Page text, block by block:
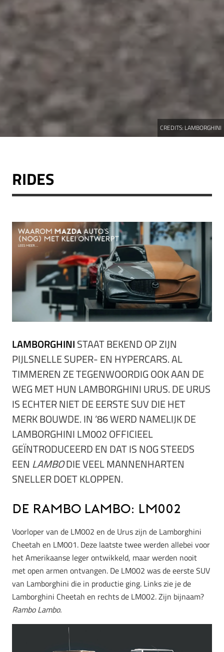
CREDITS: LAMBORGHINI
RIDES
LAMBORGHINISTAAT BEKEND OP ZIJN
PIJLSNELLE SUPER- EN HYPERCARS. AL
TIMMEREN ZE TEGENWOORDIG OOK AAN DE
WEG MET HUN LAMBORGHINI URUS. DE URUS
IS ECHTER NIET DE EERSTE SUV DIE HET
MERK BOUWDE. IN ’86 WERD NAMELIJK DE
LAMBORGHINI LM002 OFFICIEEL
GEÏNTRODUCEERD EN DAT IS NOG STEEDS
EEN LAMBODIE VEEL MANNENHARTEN
SNELLER DOET KLOPPEN.
De Rambo Lambo: LM002
Voorloper van de LM002 en de Urus zijn de Lamborghini
Cheetah en LM001. Deze laatste twee werden allebei voor
het Amerikaanse leger ontwikkeld, maar werden nooit
met open armen ontvangen. De LM002 was de eerste SUV
van Lamborghini die in productie ging. Links zie je de
Lamborghini Cheetah en rechts de LM002. Zijn bijnaam?
Rambo Lambo.